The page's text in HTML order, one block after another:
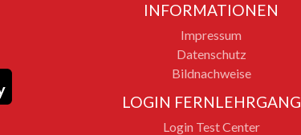
INFORMATIONEN
Impressum
Datenschutz
Bildnachweise
LOGIN FERNLEHRGANG
Login Test Center